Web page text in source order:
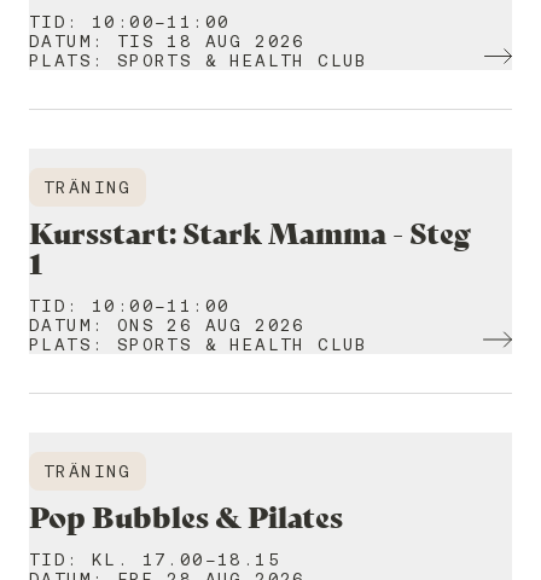
TID : 10:00-11:00
DATUM :
TIS 18 AUG 2026
PLATS : SPORTS & HEALTH CLUB
TRÄNING
Kursstart: Stark Mamma - Steg
1
TID : 10:00-11:00
DATUM :
ONS 26 AUG 2026
PLATS : SPORTS & HEALTH CLUB
TRÄNING
Pop Bubbles & Pilates
TID : KL. 17.00-18.15